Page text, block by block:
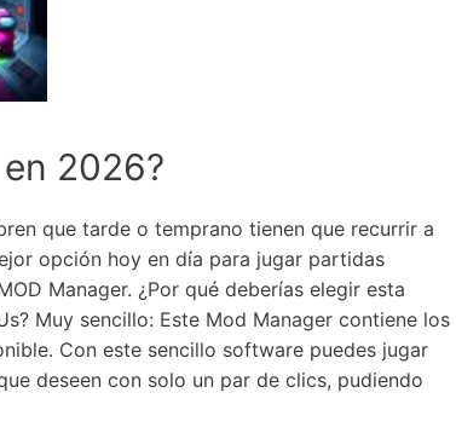
2026?
que tarde o temprano tienen que recurrir a
opción hoy en día para jugar partidas
Manager. ¿Por qué deberías elegir esta
Muy sencillo: Este Mod Manager contiene los
Con este sencillo software puedes jugar
deseen con solo un par de clics, pudiendo